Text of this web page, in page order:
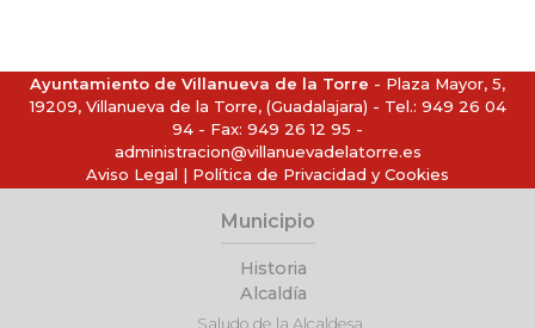
Ayuntamiento de Villanueva de la Torre - Plaza Mayor, 5,
19209, Villanueva de la Torre, (Guadalajara) - Tel.: 949 26 04
94 - Fax: 949 26 12 95 -
administracion@villanuevadelatorre.es
Aviso Legal | Política de Privacidad y Cookies
Municipio
Historia
Alcaldía
Saludo de la Alcaldesa